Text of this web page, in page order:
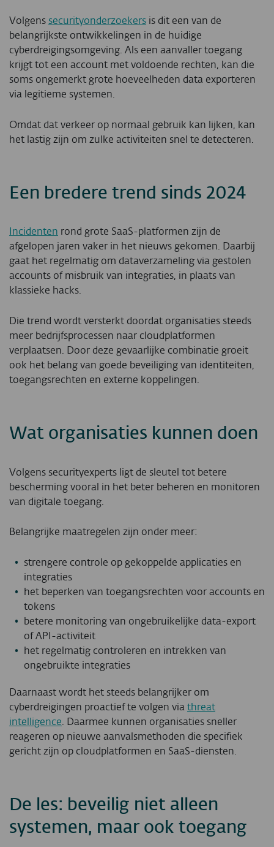
Volgens securityonderzoekers is dit een van de
belangrijkste ontwikkelingen in de huidige
cyberdreigingsomgeving. Als een aanvaller toegang
krijgt tot een account met voldoende rechten, kan die
soms ongemerkt grote hoeveelheden data exporteren
via legitieme systemen.
Omdat dat verkeer op normaal gebruik kan lijken, kan
het lastig zijn om zulke activiteiten snel te detecteren.
Een bredere trend sinds 2024
Incidenten rond grote SaaS-platformen zijn de
afgelopen jaren vaker in het nieuws gekomen. Daarbij
gaat het regelmatig om dataverzameling via gestolen
accounts of misbruik van integraties, in plaats van
klassieke hacks.
Die trend wordt versterkt doordat organisaties steeds
meer bedrijfsprocessen naar cloudplatformen
verplaatsen. Door deze gevaarlijke combinatie groeit
ook het belang van goede beveiliging van identiteiten,
toegangsrechten en externe koppelingen.
Wat organisaties kunnen doen
Volgens securityexperts ligt de sleutel tot betere
bescherming vooral in het beter beheren en monitoren
van digitale toegang.
Belangrijke maatregelen zijn onder meer:
strengere controle op gekoppelde applicaties en
integraties
het beperken van toegangsrechten voor accounts en
tokens
betere monitoring van ongebruikelijke data-export
of API-activiteit
het regelmatig controleren en intrekken van
ongebruikte integraties
Daarnaast wordt het steeds belangrijker om
cyberdreigingen proactief te volgen via threat
intelligence. Daarmee kunnen organisaties sneller
reageren op nieuwe aanvalsmethoden die specifiek
gericht zijn op cloudplatformen en SaaS-diensten.
De les: beveilig niet alleen
systemen, maar ook toegang